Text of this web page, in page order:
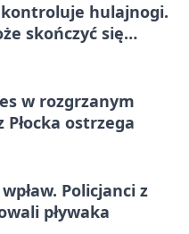
kontroluje hulajnogi.
skończyć się
w rozgrzanym
Płocka ostrzega
Policjanci z
pływaka